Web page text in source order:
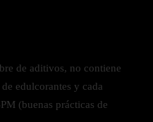
de aditivos, no contiene
edulcorantes y cada
(buenas prácticas de